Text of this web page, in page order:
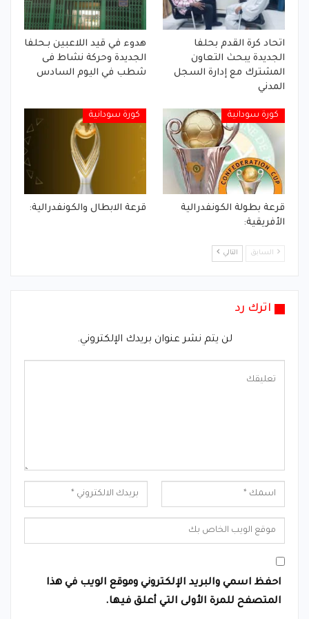
اتحاد كرة القدم بحلفا
الجديدة يبحث التعاون
المشترك مع إدارة السجل
المدني
هدوء في قيد اللاعبين بـحلفا
الجديدة وحركة نشاط فى
شطب في اليوم السادس
كورة سودانية
قرعة بطولة الكونفدرالية
الأفريقية:
كورة سودانية
قرعة الابطال والكونفدرالية:
السابق التالي
اترك رد
لن يتم نشر عنوان بريدك الإلكتروني.
احفظ اسمي والبريد الإلكتروني وموقع الويب في هذا
المتصفح للمرة الأولى التي أعلق فيها.